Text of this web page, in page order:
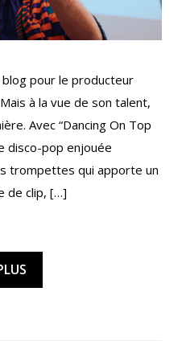
pour le producteur
à la vue de son talent,
Avec “Dancing On Top
disco-pop enjouée
trompettes qui apporte un
de clip, […]